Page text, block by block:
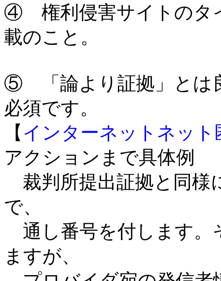
④ 権利侵害サイトのタ
載のこと。
⑤ 「論より証拠」とは
必須です。
【 インターネットネッ
アクションまで具体例
裁判所提出証拠と同様
で、
通し番号を付します。
ますが、